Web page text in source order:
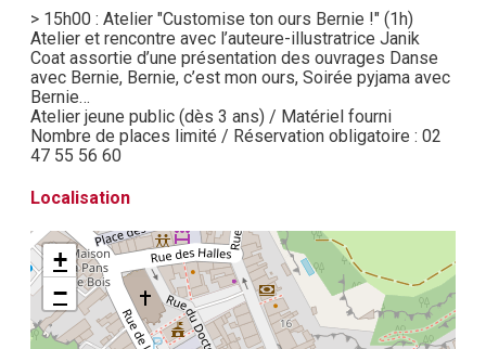
> 15h00 : Atelier "Customise ton ours Bernie !" (1h)
Atelier et rencontre avec l’auteure-illustratrice Janik
Coat assortie d’une présentation des ouvrages Danse
avec Bernie, Bernie, c’est mon ours, Soirée pyjama avec
Bernie…
Atelier jeune public (dès 3 ans) / Matériel fourni
Nombre de places limité / Réservation obligatoire : 02
47 55 56 60
Localisation
+
−